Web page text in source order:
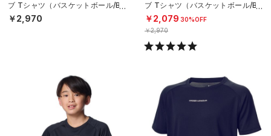
ブ Tシャツ（バスケットボール/BO
YS）
￥2,970
ブ Tシャツ（バスケットボール/BO
YS）
￥2,079 30%OFF
￥2,970